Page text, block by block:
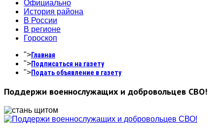
Официально
История района
В России
В регионе
Гороскоп
">Главная
">Подписаться на газету
">Подать объявление в газету
Поддержи военнослужащих и добровольцев СВО!